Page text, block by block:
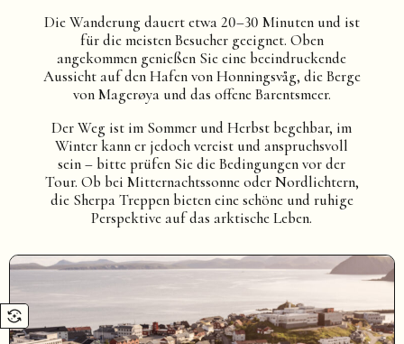
Die Wanderung dauert etwa 20–30 Minuten und ist
für die meisten Besucher geeignet. Oben
angekommen genießen Sie eine beeindruckende
Aussicht auf den Hafen von Honningsvåg, die Berge
von Magerøya und das offene Barentsmeer.
Der Weg ist im Sommer und Herbst begehbar, im
Winter kann er jedoch vereist und anspruchsvoll
sein – bitte prüfen Sie die Bedingungen vor der
Tour. Ob bei Mitternachtssonne oder Nordlichtern,
die Sherpa Treppen bieten eine schöne und ruhige
Perspektive auf das arktische Leben.